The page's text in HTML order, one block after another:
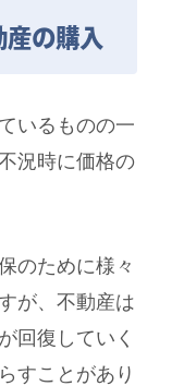
の購入
いるものの一
況時に価格の
のために様々
が、不動産は
回復していく
すことがあり